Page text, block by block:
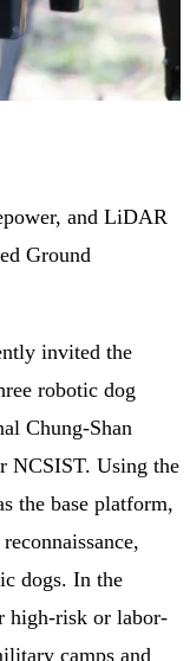
and LiDAR
Ground
invited the
robotic dog
Chung-Shan
NCSIST. Using the
the base platform,
dogs. In the
high-risk or labor-
camps and